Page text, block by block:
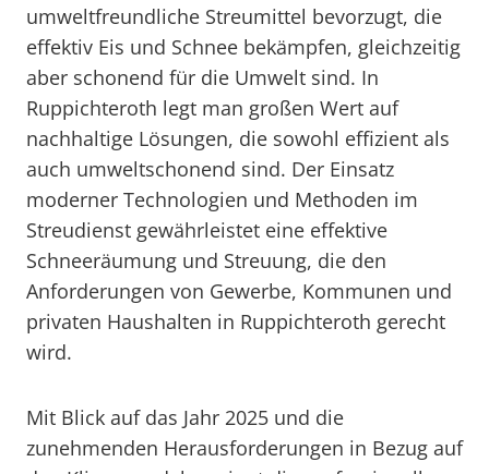
umweltfreundliche Streumittel bevorzugt, die
effektiv Eis und Schnee bekämpfen, gleichzeitig
aber schonend für die Umwelt sind. In
Ruppichteroth legt man großen Wert auf
nachhaltige Lösungen, die sowohl effizient als
auch umweltschonend sind. Der Einsatz
moderner Technologien und Methoden im
Streudienst gewährleistet eine effektive
Schneeräumung und Streuung, die den
Anforderungen von Gewerbe, Kommunen und
privaten Haushalten in Ruppichteroth gerecht
wird.
Mit Blick auf das Jahr 2025 und die
zunehmenden Herausforderungen in Bezug auf